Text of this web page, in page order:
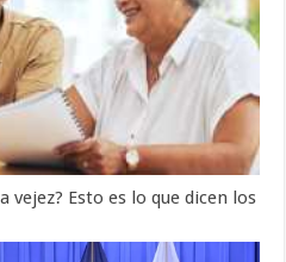
Esto es lo que dicen los